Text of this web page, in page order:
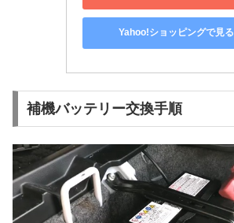
Yahoo!ショッピングで見る
補機バッテリー交換手順